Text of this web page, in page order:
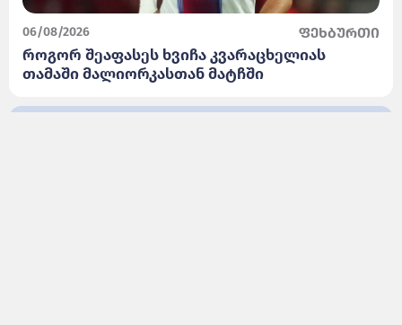
06/08/2026 ფეხბურთი
როგორ შეაფასეს ხვიჩა კვარაცხელიას
თამაში მალიორკასთან მატჩში